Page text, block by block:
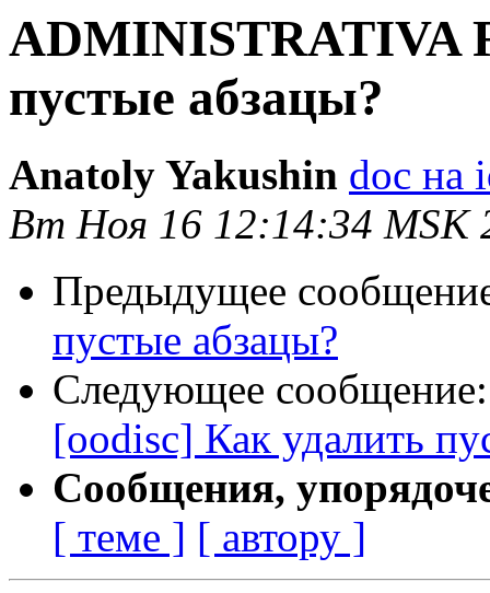
ADMINISTRATIVA
пустые абзацы?
Anatoly Yakushin doc на
Вт Ноя 16 12:14:34 MSK
Предыдущее
пустые абзацы?
Следующее
[oodisc] Как удалить
Сообщения,
[ теме ] [ автору ]